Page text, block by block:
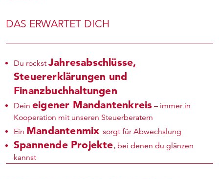
DAS ERWARTET DICH
Du rockst Jahresabschlüsse,
Steuererklärungen und
Finanzbuchhaltungen
Dein eigener Mandantenkreis – immer in
Kooperation mit unseren Steuerberatern
Ein Mandantenmix sorgt für Abwechslung
Spannende Projekte, bei denen du glänzen
kannst